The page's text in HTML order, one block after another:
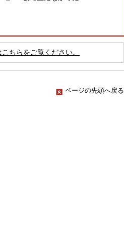
ちらをご覧ください。
ページの先頭へ戻る